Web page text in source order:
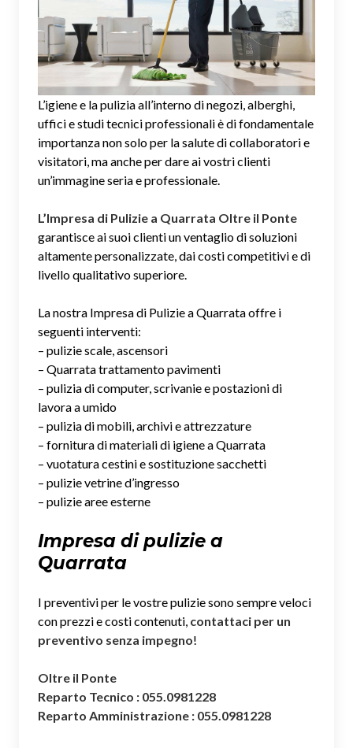
L’igiene e la pulizia all’interno di negozi, alberghi,
uffici e studi tecnici professionali è di fondamentale
importanza non solo per la salute di collaboratori e
visitatori, ma anche per dare ai vostri clienti
un’immagine seria e professionale.
L’Impresa di Pulizie a Quarrata Oltre il Ponte
garantisce ai suoi clienti un ventaglio di soluzioni
altamente personalizzate, dai costi competitivi e di
livello qualitativo superiore.
La nostra Impresa di Pulizie a Quarrata offre i
seguenti interventi:
– pulizie scale, ascensori
– Quarrata trattamento pavimenti
– pulizia di computer, scrivanie e postazioni di
lavora a umido
– pulizia di mobili, archivi e attrezzature
– fornitura di materiali di igiene a Quarrata
– vuotatura cestini e sostituzione sacchetti
– pulizie vetrine d’ingresso
– pulizie aree esterne
Impresa di pulizie a
Quarrata
I preventivi per le vostre pulizie sono sempre veloci
con prezzi e costi contenuti, contattaci per un
preventivo senza impegno!
Oltre il Ponte
Reparto Tecnico : 055.0981228
Reparto Amministrazione : 055.0981228